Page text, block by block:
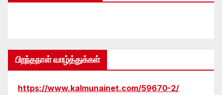
பிறந்தநாள் வாழ்த்துக்கள்
https://www.kalmunainet.com/59670-2/